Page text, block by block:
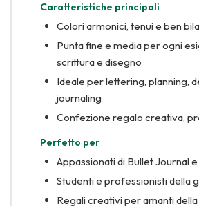
Caratteristiche principali
Colori armonici, tenui e ben
Punta fine e media per ogni
scrittura e disegno
Ideale per lettering, planning,
journaling
Confezione regalo creativa,
Perfetto per
Appassionati di Bullet Journal
Studenti e professionisti della
Regali creativi per amanti